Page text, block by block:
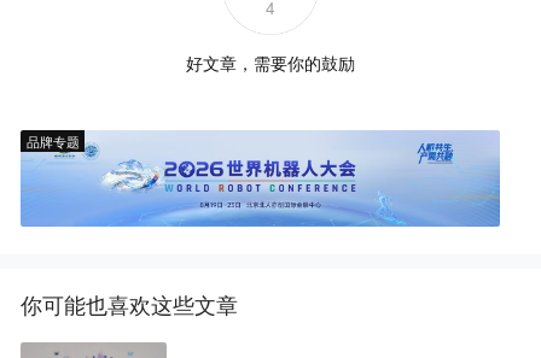
4
好文章，需要你的鼓励
品牌专题
你可能也喜欢这些文章